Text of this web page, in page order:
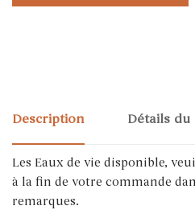
Description Détails
Les Eaux de vie disponible,
à la fin de votre commande
remarques.